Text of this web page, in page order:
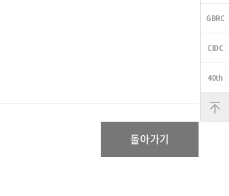
돌아가기